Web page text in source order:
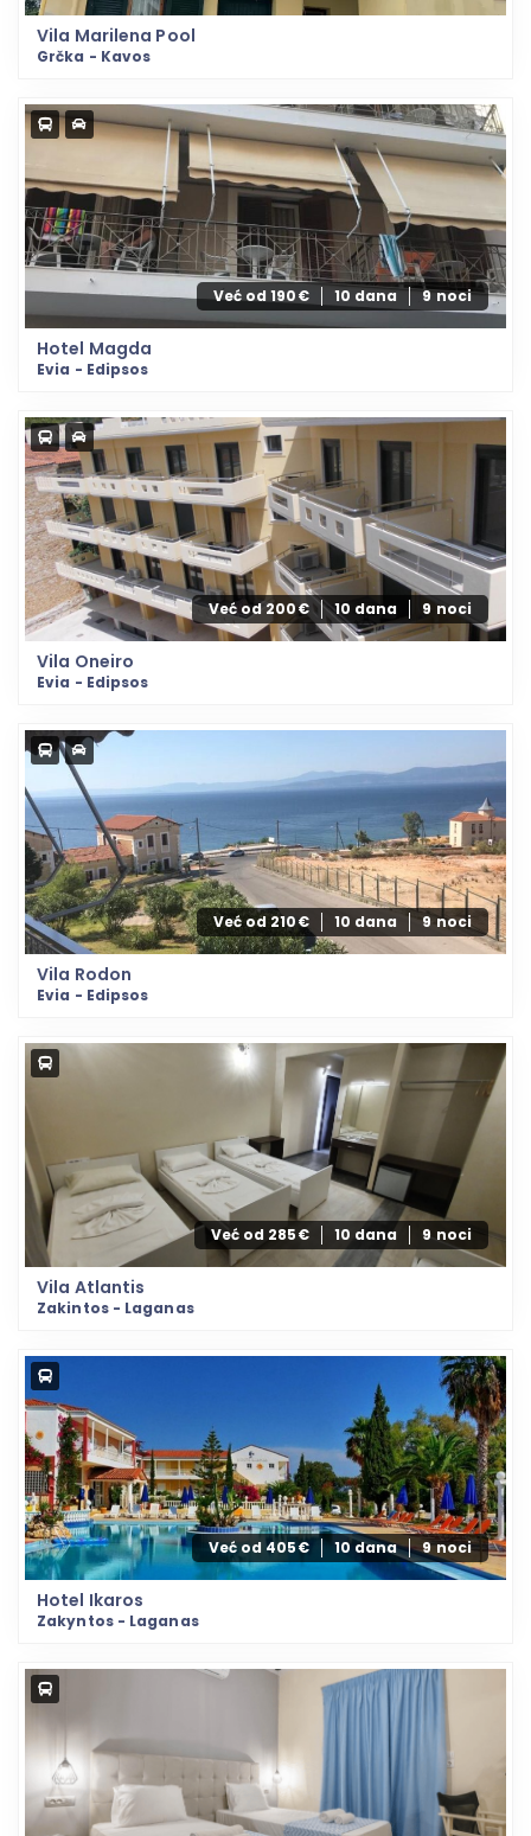
Vila Marilena Pool
Grčka - Kavos
Već od 190€ 10 dana 9 noci
Hotel Magda
Evia - Edipsos
Već od 200€ 10 dana 9 noci
Vila Oneiro
Evia - Edipsos
Već od 210€ 10 dana 9 noci
Vila Rodon
Evia - Edipsos
Već od 285€ 10 dana 9 noci
Vila Atlantis
Zakintos - Laganas
Već od 405€ 10 dana 9 noci
Hotel Ikaros
Zakyntos - Laganas